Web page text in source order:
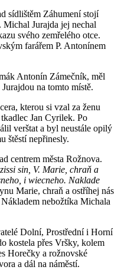
sídlištěm Záhumení stojí
Jurajda jej nechal
svého zemřelého otce.
farářem P. Antonínem
Antonín Zámečník, měl
na tomto místě.
kterou si vzal za ženu
Jan Cyrilek. Po
verštat a byl neustále opilý
štěstí nepřinesly.
centrem města Rožnova.
sin, V. Marie, chraň a
i wiecneho. Naklade
Marie, chraň a ostříhej nás
nebožtíka Michala
Dolní, Prostřední i Horní
kostela přes Vršky, kolem
Horečky a rožnovské
a dál na náměstí.